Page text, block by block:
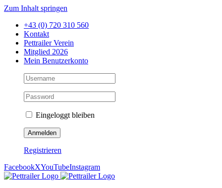
Zum Inhalt springen
+43 (0) 720 310 560
Kontakt
Pettrailer Verein
Mitglied 2026
Mein Benutzerkonto
Eingeloggt bleiben
Registrieren
FacebookXYouTubeInstagram